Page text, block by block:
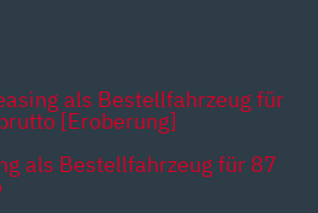
als Bestellfahrzeug für
[Eroberung]
als Bestellfahrzeug für 87